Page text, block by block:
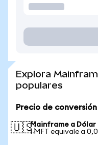
Explora
populares
Precio de
🇺🇸Mainframe a
1 MFT equivale a